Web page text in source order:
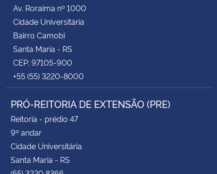
Av. Roraima nº 1000
Cidade Universitária
Bairro Camobi
Santa Maria - RS
CEP: 97105-900
+55 (55) 3220-8000
PRÓ-REITORIA DE EXTENSÃO (PRE)
Reitoria - prédio 47
9º andar
Cidade Universitária
Santa Maria - RS